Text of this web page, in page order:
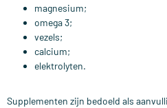
magnesium;
omega 3;
vezels;
calcium;
elektrolyten.
Supplementen zijn bedoeld als